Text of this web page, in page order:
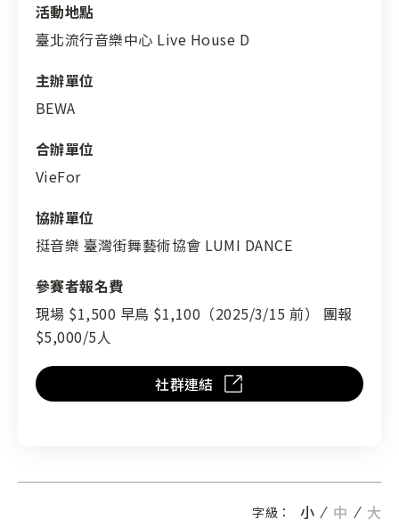
活動地點
臺北流行音樂中心 Live House D
主辦單位
BEWA
合辦單位
VieFor
協辦單位
挺音樂 臺灣街舞藝術協會 LUMI DANCE
參賽者報名費
現場 $1,500 早鳥 $1,100（2025/3/15 前） 團報
$5,000/5人
社群連結
字級： 小 中 大